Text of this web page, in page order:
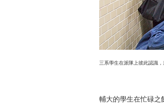
三系學生在派隊上彼此認識
輔大的學生在忙碌之